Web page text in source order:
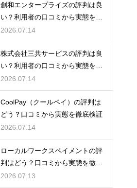
創和エンタープライズの評判は良
い？利用者の口コミから実態を徹
底解説
2026.07.14
株式会社三共サービスの評判は良
い？利用者の口コミから実態を徹
底解説
2026.07.14
CoolPay（クールペイ）の評判は
どう？口コミから実態を徹底検証
2026.07.14
ローカルワークスペイメントの評
判はどう？口コミから実態を徹底
検証！
2026.07.13